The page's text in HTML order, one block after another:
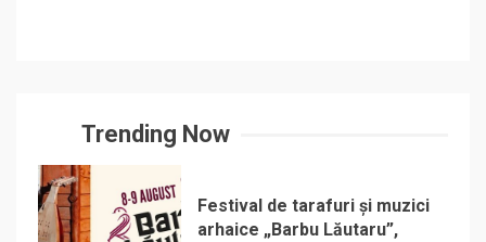
Trending Now
Festival de tarafuri și muzici
arhaice „Barbu Lăutaru”,